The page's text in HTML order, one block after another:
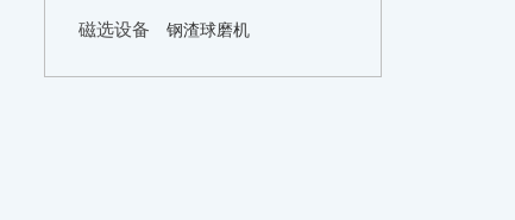
磁选设备 钢渣球磨机